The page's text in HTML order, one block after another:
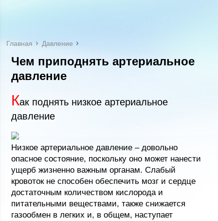
Главная Давление
Чем приподнять артериальное
давление
Как поднять низкое артериальное
давление
Низкое артериальное давление – довольно
опасное состояние, поскольку оно может нанести
ущерб жизненно важным органам. Слабый
кровоток не способен обеспечить мозг и сердце
достаточным количеством кислорода и
питательными веществами, также снижается
газообмен в легких и, в общем, наступает